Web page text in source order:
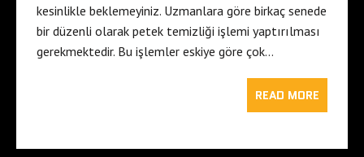
kesinlikle beklemeyiniz. Uzmanlara göre birkaç senede
bir düzenli olarak petek temizliği işlemi yaptırılması
gerekmektedir. Bu işlemler eskiye göre çok…
READ MORE